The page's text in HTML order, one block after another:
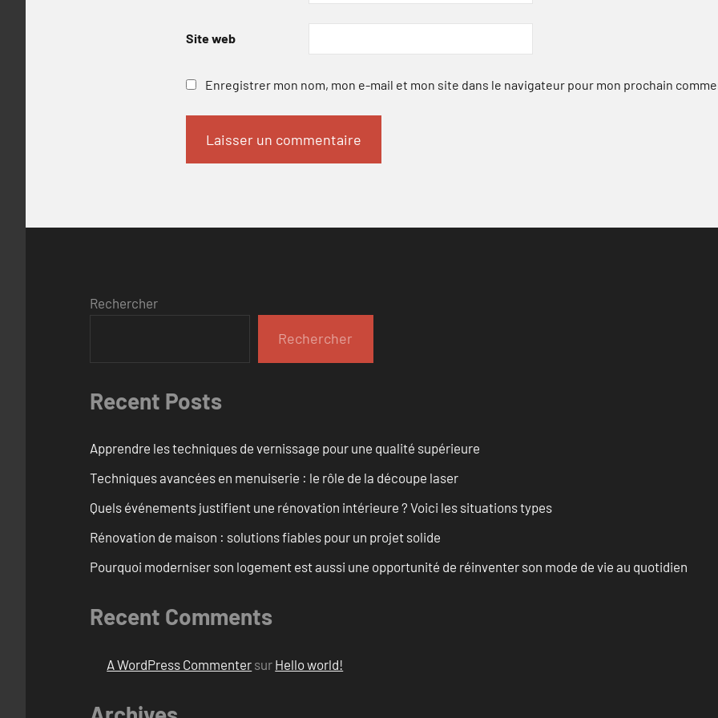
Site web
Enregistrer mon nom, mon e-mail et mon site dans le navigateur pour mon prochain
Rechercher
Rechercher
Recent Posts
Apprendre les techniques de vernissage pour une qualité supérieure
Techniques avancées en menuiserie : le rôle de la découpe laser
Quels événements justifient une rénovation intérieure ? Voici les situations types
Rénovation de maison : solutions fiables pour un projet solide
Pourquoi moderniser son logement est aussi une opportunité de réinventer son mode de vie au quotidien
Recent Comments
A WordPress Commenter sur Hello world!